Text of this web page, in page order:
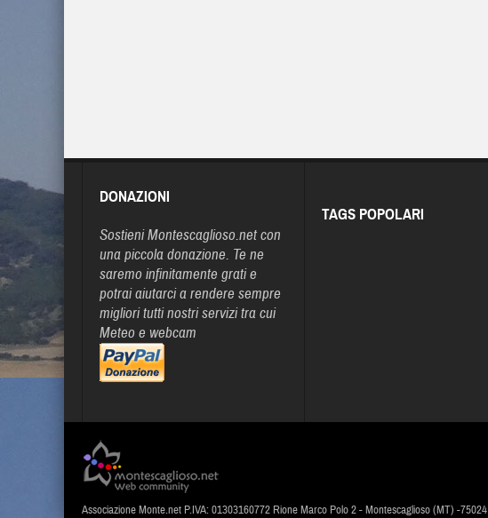
DONAZIONI
Sostieni Montescaglioso.net con
una piccola donazione. Te ne
saremo infinitamente grati e
potrai aiutarci a rendere sempre
migliori tutti nostri servizi tra cui
Meteo e webcam
TAGS POPOLARI
Associazione Monte.net P.IVA: 01303160772 Rione Marco Polo 2 - Montescaglioso (MT) -75024